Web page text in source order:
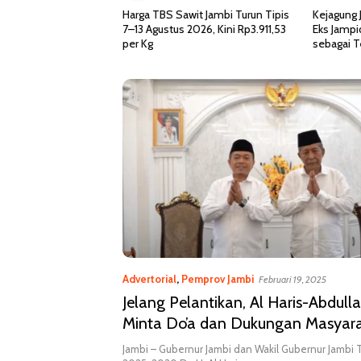
Kejagung Jadwalkan Pemeriksaan
Eks Jampidsus Febrie Adriansyah
sebagai Tersangka TPPU
Surat
Bahas
2026 di
Advertorial, Pemprov Jambi Februari 19, 2025
Jelang Pelantikan, Al Haris-
Minta Do’a dan Dukungan
Jambi – Gubernur Jambi dan Wakil Gubernur Jambi